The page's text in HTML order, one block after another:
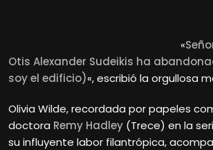
«
Otis Alexander Sudeikis ha
soy el edificio)«, escribió la orgullosa
Olivia Wilde, recordada por papeles
doctora Remy Hadley (Trece) en la
su influyente labor filantrópica,